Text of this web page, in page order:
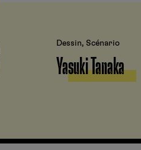
Dessin, Scénario
Yasuki Tanaka